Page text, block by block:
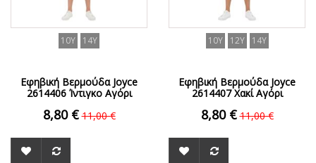
10Y 14Y
Εφηβική Βερμούδα Joyce
2614406 Ίντιγκο Αγόρι
8,80 € 11,00 €
10Y 12Y 14Y
Εφηβική Βερμούδα Joyce
2614407 Χακί Αγόρι
8,80 € 11,00 €